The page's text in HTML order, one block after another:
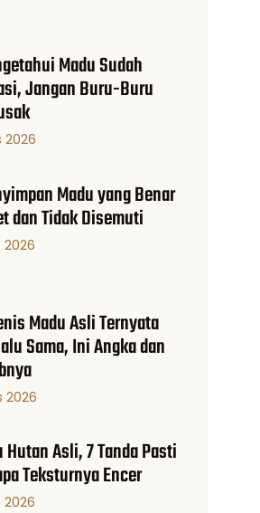
Madu Sudah
Jangan Buru-Buru
2026
Madu yang Benar
dan Tidak Disemuti
2026
Madu Asli Ternyata
Sama, Ini Angka dan
2026
Hutan Asli, 7 Tanda Pasti
Teksturnya Encer
2026